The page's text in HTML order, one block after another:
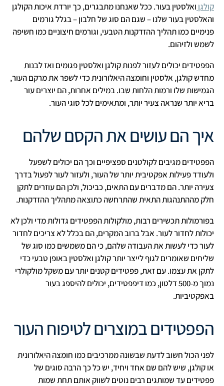
קולגן ואלסטין בעור. ככל שאנחנו מתבגרים, כך יורדת איכות הקולגן
והאלסטין בעור שלנו – שגם הם סוג של חלבון – בגלל גורמים
פנימיים כמו תהליך ההזדקנות הטבעי, וגורמים חיצוניים כמו חשיפה
לשמש ולזיהום.
הפפטידים יכולים לעזור לפנות קולגן ואלסטין פגומים ואז לבנות
מחדש קולגן, אלסטין וחומצה היאלורונית כדי לשפר את מרקם העור,
הגמישות שלו ורמות הלחות שבו. במילים אחרות, הם יוצרים עור
בריא יותר שנראה צעיר יותר, ומתאימים לכל סוגי העור.
איך הם עושים את הקסם שלהם
הפפטידים מגיבים לקולטנים ספציפיים וכך הם יכולים לשפעל
ולעודד פעילות אפקטיבית יותר של העור, ולעזור לעור לפעול בדרך
צעירה יותר. הם מדברים עם התאים, כביכול, ולכן הם עוזרים לתקן
חלק מההתנהגות התאית שהתרחשה כתוצאה מתהליך ההזדקנות.
בפורמולות תכשירים רבות, מולקולות הפפטידים גדולות מדי ולכן לא
יכולות לחדור לעור. אבל ברוב המקרים, הם בכלל לא צריכים לחדור
לעור כדי לעשות את העבודה שלהם, כי הם משמשים כמו סוג של
שליחים שאומרים לגוף לייצר יותר קולגן ואלסטין באופן טבעי כדי
לתקן את עצמו. עם זאת, פפטידים קטנים יותר עם משקל מולקולרי
נמוך מ-500 דלטון, כמו דיפפטידים, יכולים להיספג בעור
באפקטיביות.
הפפטידים במוצרים לטיפוח העור
לפני הכול חשוב לדעת שבשונה ממרכיבים כמו חומצה היאלורונית
או קולגן, שיש להם שם אחד ויחיד, יש כל כך הרבה סוגים של
פפטידים עד שמותגים רבים נוטים לשווק אותם תחת שמות